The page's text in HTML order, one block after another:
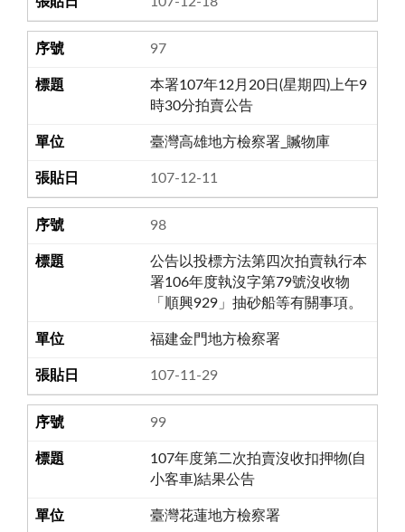
97
本署107年12月20日(星期四)上午9
時30分拍賣公告
臺灣高雄地方檢察署_贓物庫
107-12-11
98
公告以投標方法第四次拍賣執行本
署106年度執沒字第79號沒收物
「順興929」抽砂船等有關事項。
福建金門地方檢察署
107-11-29
99
107年度第二次拍賣沒收扣押物(自
小客車)結果公告
臺灣花蓮地方檢察署